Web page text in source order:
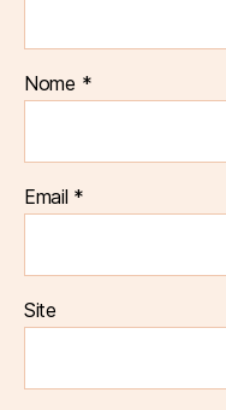
Nome *
Email *
Site